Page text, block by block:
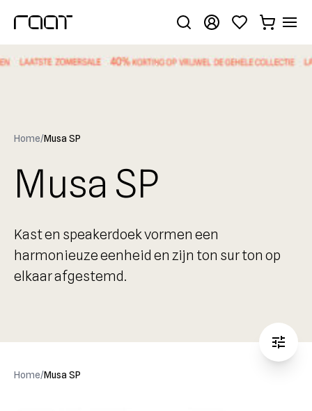
.
Home/Musa SP
Musa SP
Kast en speakerdoek vormen een
harmonieuze eenheid en zijn ton sur ton op
elkaar afgestemd.
Home/Musa SP